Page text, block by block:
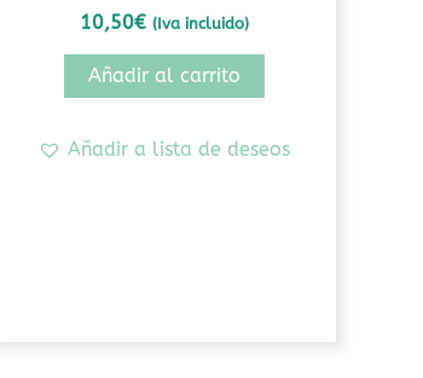
10,50€ (Iva incluido)
Añadir al carrito
Añadir a lista de deseos